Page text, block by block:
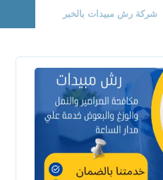
شركة رش مبيدات بالخبر